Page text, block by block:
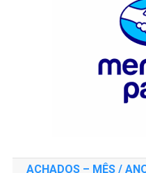
ACHADOS – MÊS /